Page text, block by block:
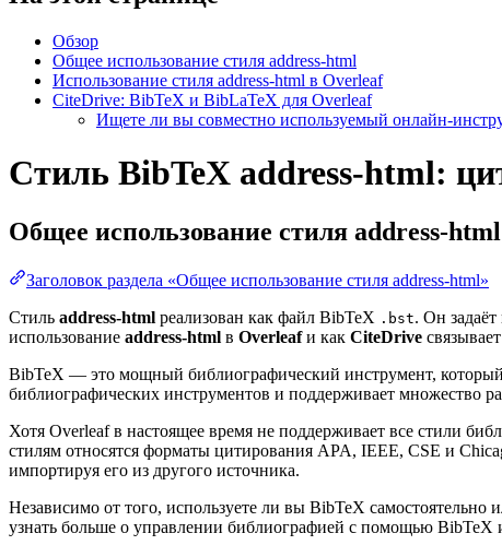
Обзор
Общее использование стиля address-html
Использование стиля address-html в Overleaf
CiteDrive: BibTeX и BibLaTeX для Overleaf
Ищете ли вы совместно используемый онлайн-
Стиль BibTeX address-html:
Общее использование стиля address-html
Заголовок раздела «Общее использование стиля address-html»
Стиль address-html реализован как файл BibTeX .bst. Он
использование address-html в Overleafи как CiteDrive
BibTeX — это мощный библиографический инструмент, который
библиографических инструментов и поддерживает множество
Хотя Overleaf в настоящее время не поддерживает все стили
стилям относятся форматы цитирования APA, IEEE, CSE и
импортируя его из другого источника.
Независимо от того, используете ли вы BibTeX
узнать больше о управлении библиографией с помощью